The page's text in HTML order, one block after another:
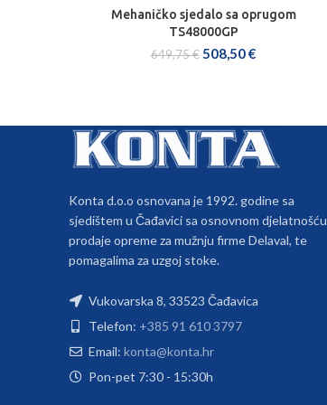
DODAJ U KOŠARICU
Mehaničko sjedalo sa oprugom
TS48000GP
649,75€ 508,50€
Konta d.o.o osnovana je 1992. godine sa
sjedištem u Čađavici sa osnovnom djelatnošću
prodaje opreme za mužnju firme Delaval, te
pomagalima za uzgoj stoke.
Vukovarska 8, 33523 Čađavica
Telefon: +385 91 610 3797
Email: konta@konta.hr
Pon-pet 7:30 - 15:30h